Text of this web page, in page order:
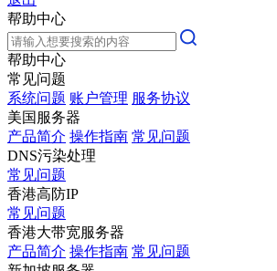
帮助中心
帮助中心
常见问题
系统问题 账户管理 服务协议
美国服务器
产品简介 操作指南 常见问题
DNS污染处理
常见问题
香港高防IP
常见问题
香港大带宽服务器
产品简介 操作指南 常见问题